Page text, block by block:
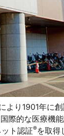
り1901年に
際的な医療
ト認証®を取得